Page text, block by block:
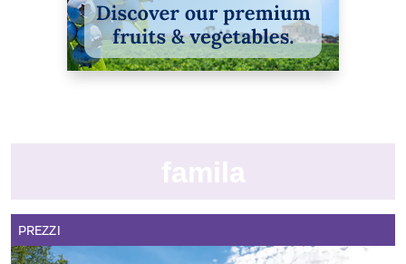
PREZZI